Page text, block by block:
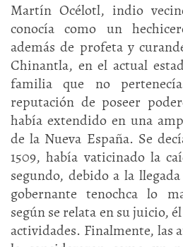
Martín Océlotl, indio
conocía como un
además de profeta y
Chinantla, en el actual
familia que no
reputación de poseer
había extendido en una
de la Nueva España. Se
1509, había vaticinado la
segundo, debido a la
gobernante tenochca lo
según se relata en su juicio,
actividades. Finalmente, las